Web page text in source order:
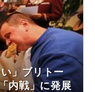
」ブリトー
内戦」に発展